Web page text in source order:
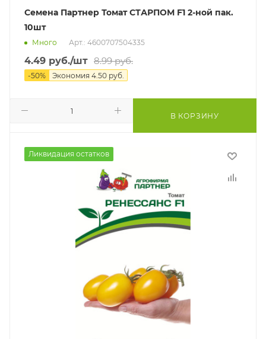
Семена Партнер Томат СТАРПОМ F1 2-ной пак.
10шт
Много Арт.: 4600707504335
4.49 руб./шт 8.99руб.
-50% Экономия 4.50 руб.
В КОРЗИНУ
Ликвидация остатков